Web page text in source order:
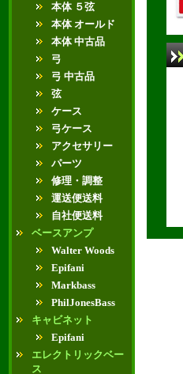
本体 ５弦
本体 オールド
本体 中古品
弓
弓 中古品
弦
ケース
弓ケース
アクセサリー
パーツ
修理・調整
運送便送料
自社便送料
ベースアンプ
Walter Woods
Epifani
Markbass
PhilJonesBass
キャビネット
Epifani
エレクトリックベー
ス